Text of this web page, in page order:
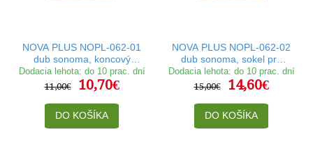
NOVA PLUS NOPL-062-01
dub sonoma, koncový
sokel na vysoké skrinky v
dĺžke 52,3 cm
Dodacia lehota: do 10 prac. dní
11,00€
10,70€
DO KOŠÍKA
NOVA PLUS NOPL-062-02
dub sonoma, sokel pre
umývačku v šírke 60 cm
Dodacia lehota: do 10 prac. dní
15,00€
14,60€
DO KOŠÍKA